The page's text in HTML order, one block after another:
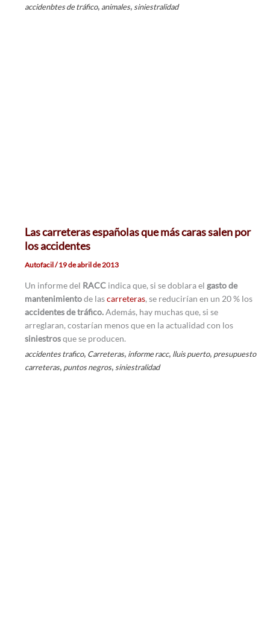
accidenbtes de tráfico, animales,siniestralidad
Las carreteras españolas que más caras salen por
los accidentes
Autofacil/19 de abril de 2013
Un informe del RACCindica que, si se doblara el gasto de
mantenimientode lascarreteras, se reducirían en un 20 % los
accidentes de tráfico.Además, hay muchas que, si se
arreglaran, costarían menos que en la actualidad con los
siniestrosque se producen.
accidentes trafico, Carreteras, informe racc, lluis puerto, presupuesto
carreteras, puntos negros, siniestralidad